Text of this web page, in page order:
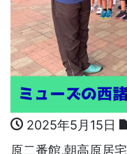
2025年5月15日
原二番館,朝高原居宅